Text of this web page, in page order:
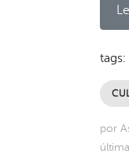
tags:
por